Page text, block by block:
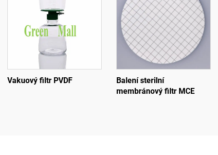
Vakuový filtr PVDF
Balení sterilní
membránový filtr MCE